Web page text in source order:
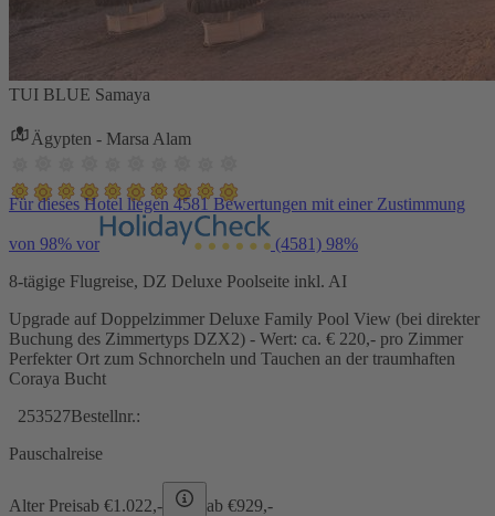
TUI BLUE Samaya
Ägypten - Marsa Alam
Für dieses Hotel liegen 4581 Bewertungen mit einer Zustimmung
von 98% vor (4581) 98%
8-tägige Flugreise, DZ Deluxe Poolseite inkl. AI
Upgrade auf Doppelzimmer Deluxe Family Pool View (bei direkter
Buchung des Zimmertyps DZX2) - Wert: ca. € 220,- pro Zimmer
Perfekter Ort zum Schnorcheln und Tauchen an der traumhaften
Coraya Bucht
253527Bestellnr.:
Pauschalreise
Alter Preisab €1.022,- ab €929,-